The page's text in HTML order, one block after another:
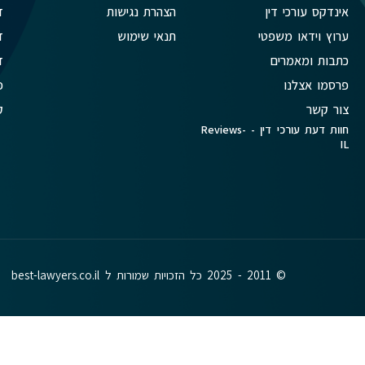
אינדקס עורכי דין
ערוץ וידאו משפטי
כתבות ומאמרים
פרסמו אצלנו
צור קשר
חוות דעת עורכי דין - Reviews-
IL
הצהרת נגישות
תנאי שימוש
© 2011 - 2025 כל הזכויות שמורות ל best-lawyers.co.il